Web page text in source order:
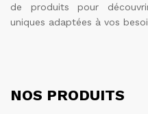
de produits pour
uniques adaptées à vos
NOS PRODUITS